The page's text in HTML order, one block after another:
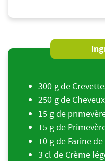
300 g de
250 g de
15 g de
15 g de
10 g de Farine
3 cl de Crème